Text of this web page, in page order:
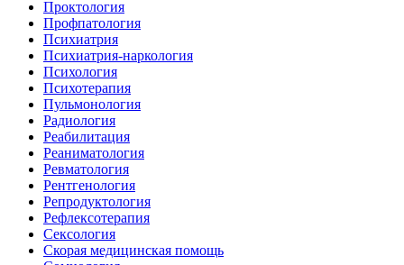
Проктология
Профпатология
Психиатрия
Психиатрия-наркология
Психология
Психотерапия
Пульмонология
Радиология
Реабилитация
Реаниматология
Ревматология
Рентгенология
Репродуктология
Рефлексотерапия
Сексология
Скорая медицинская помощь